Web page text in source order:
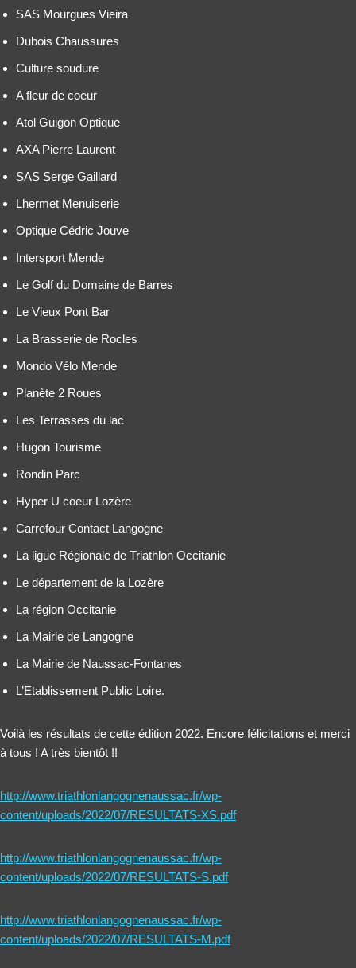
SAS Mourgues Vieira
Dubois Chaussures
Culture soudure
A fleur de coeur
Atol Guigon Optique
AXA Pierre Laurent
SAS Serge Gaillard
Lhermet Menuiserie
Optique Cédric Jouve
Intersport Mende
Le Golf du Domaine de Barres
Le Vieux Pont Bar
La Brasserie de Rocles
Mondo Vélo Mende
Planète 2 Roues
Les Terrasses du lac
Hugon Tourisme
Rondin Parc
Hyper U coeur Lozère
Carrefour Contact Langogne
La ligue Régionale de Triathlon Occitanie
Le département de la Lozère
La région Occitanie
La Mairie de Langogne
La Mairie de Naussac-Fontanes
L’Etablissement Public Loire.
Voilà les résultats de cette édition 2022. Encore félicitations et merci
à tous ! A très bientôt !!
http://www.triathlonlangognenaussac.fr/wp-
content/uploads/2022/07/RESULTATS-XS.pdf
http://www.triathlonlangognenaussac.fr/wp-
content/uploads/2022/07/RESULTATS-S.pdf
http://www.triathlonlangognenaussac.fr/wp-
content/uploads/2022/07/RESULTATS-M.pdf